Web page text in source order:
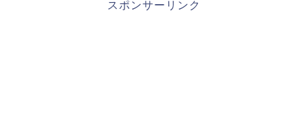
スポンサーリンク